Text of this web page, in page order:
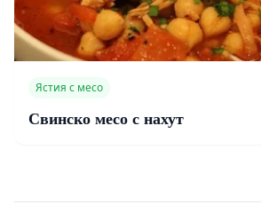
Ястия с месо
Свинско месо с нахут